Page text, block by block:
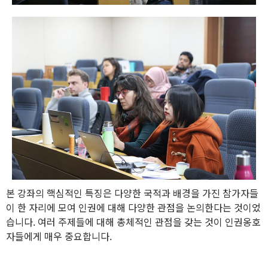
본 강좌의 핵심적인 특징은 다양한 국적과 배경을 가진 참가자들
이 한 자리에 모여 인권에 대해 다양한 관점을 논의한다는 것이었
습니다. 여러 주제들에 대해 총체적인 관점을 갖는 것이 인권옹호
자들에게 매우 중요합니다.